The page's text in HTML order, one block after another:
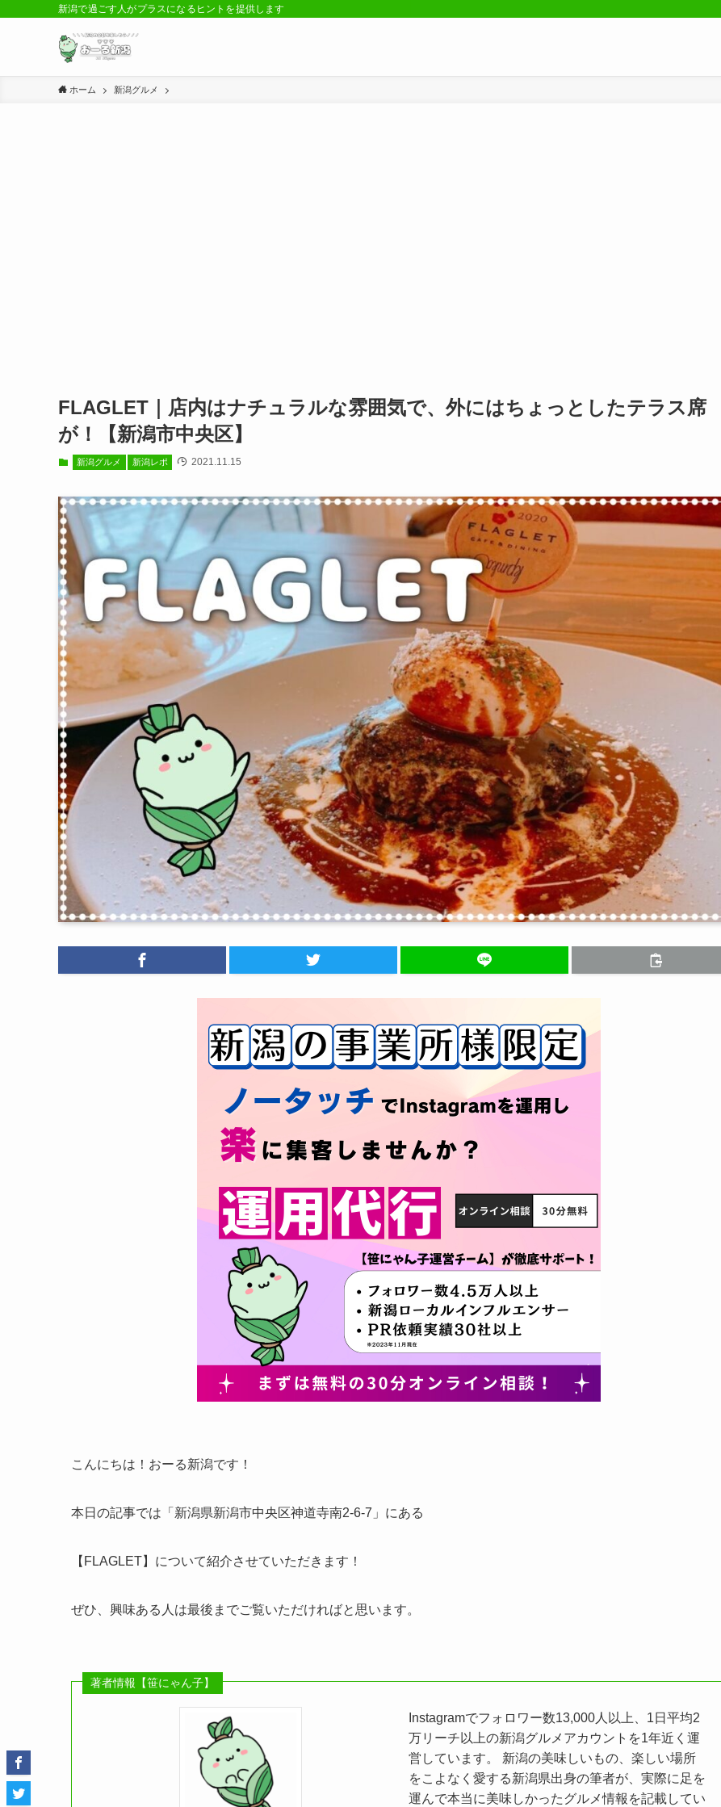
新潟で過ごす人がプラスになるヒントを提供します
ホーム 新潟グルメ
FLAGLET｜店内はナチュラルな雰囲気で、外にはちょっとしたテラス席
が！【新潟市中央区】
新潟グルメ 新潟レポ 2021.11.15
こんにちは！おーる新潟です！
本日の記事では「新潟県新潟市中央区神道寺南2-6-7」にある
【FLAGLET】について紹介させていただきます！
ぜひ、興味ある人は最後までご覧いただければと思います。
著者情報【笹にゃん子】
Instagramでフォロワー数13,000人以上、1日平均2
万リーチ以上の新潟グルメアカウントを1年近く運
営しています。 新潟の美味しいもの、楽しい場所
をこよなく愛する新潟県出身の筆者が、実際に足を
運んで本当に美味しかったグルメ情報を記載してい